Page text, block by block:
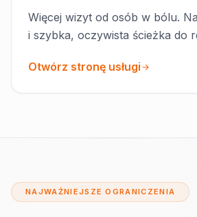
Więcej wizyt od osób w bólu.
i szybka, oczywista ścieżka do
Otwórz stronę usługi
NAJWAŻNIEJSZE OGRANICZENIA